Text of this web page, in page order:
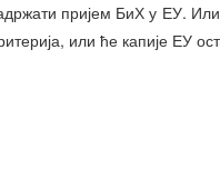
пријем БиХ у ЕУ.
или ће капије ЕУ